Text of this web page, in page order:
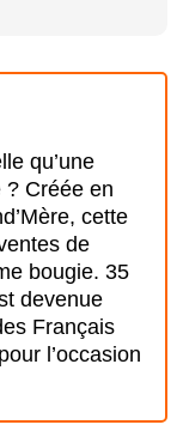
qu’une
? Créée en
cette
de
bougie. 35
devenue
Français
l’occasion